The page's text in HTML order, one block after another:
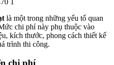
là một trong những yếu tố quan
chi phí này phụ thuộc vào
kích thước, phong cách thiết kế
trình thi công.
chi phí